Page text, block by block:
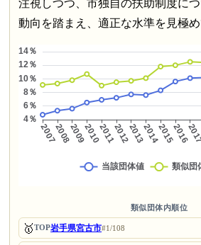
注視しつつ、市独自の扶助制度に
動向を踏まえ、適正な水準を見極め
類似団体内順位
🥇TOP岩手県宮古市#1/108